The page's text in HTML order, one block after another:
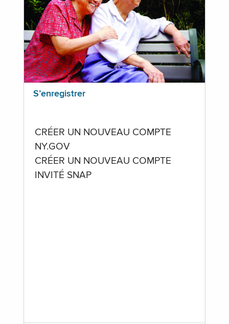
S’enregistrer
CRÉER UN NOUVEAU COMPTE
NY.GOV
CRÉER UN NOUVEAU COMPTE
INVITÉ SNAP